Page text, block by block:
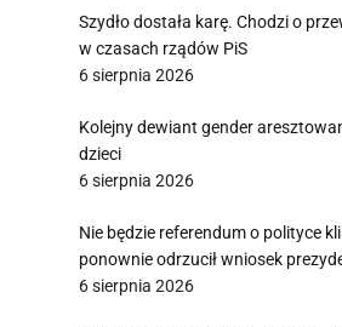
Szydło dostała karę. Chodzi o
w czasach rządów PiS
6 sierpnia 2026
Kolejny dewiant gender
dzieci
6 sierpnia 2026
Nie będzie referendum o polityce
ponownie odrzucił wniosek
6 sierpnia 2026